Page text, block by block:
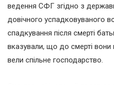
ведення СФГ згідно з
довічного успадковуваного
спадкування після смерті
вказували, що до смерті
вели спільне господарство.